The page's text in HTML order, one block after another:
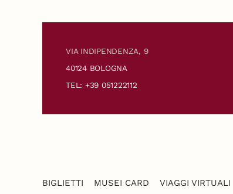
VIA INDIPENDENZA, 9
40124 BOLOGNA
TEL: +39 051222112
BIGLIETTI MUSEI CARD VIAGGI VIRTUALI